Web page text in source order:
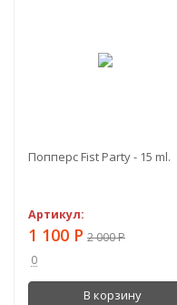
Попперс Fist Party - 15 ml.
Артикул:
1 100 Р 2 000Р
0
В корзину